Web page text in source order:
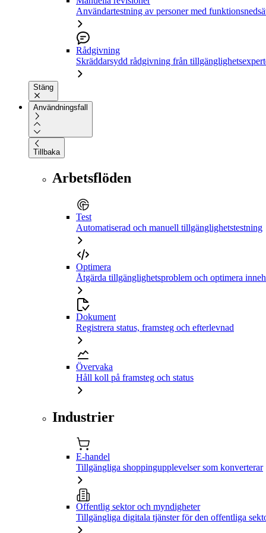
Användartestning av personer med
Rådgivning
Skräddarsydd rådgivning från
Stäng
Användningsfall
Tillbaka
Arbetsflöden
Test
Automatiserad och manuell tillgänglighetstestning
Optimera
Åtgärda tillgänglighetsproblem och optimera
Dokument
Registrera status, framsteg och efterlevnad
Övervaka
Håll koll på framsteg och status
Industrier
E-handel
Tillgängliga shoppingupplevelser som konverterar
Offentlig sektor och myndigheter
Tillgängliga digitala tjänster för den offentliga